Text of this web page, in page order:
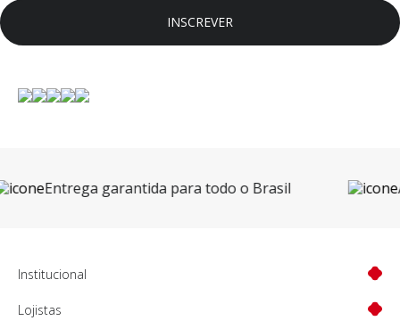
INSCREVER
Entrega garantida para todo o Brasil
Institucional
Lojistas